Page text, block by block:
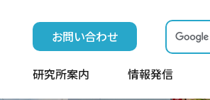
お問い合わせ
研究所案内 情報発信